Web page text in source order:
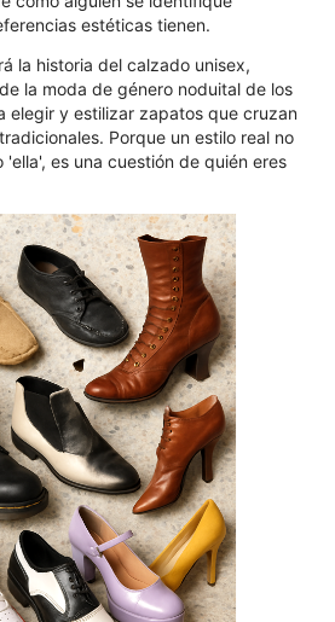
estéticas tienen.
la historia del calzado unisex,
la moda de género noduital de los
elegir y estilizar zapatos que cruzan
Porque un estilo real no
'ella', es una cuestión de quién eres